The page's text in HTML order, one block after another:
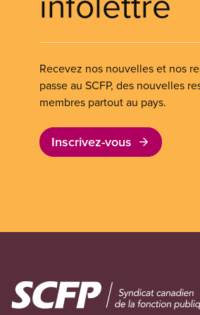
Recevez nos nouvelles et nos
passe au SCFP, des nouvelles
membres partout au pays.
Inscrivez-vous
Image